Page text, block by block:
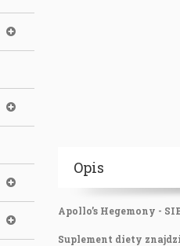
Opis
Apollo’s Hegemony -
Suplement diety